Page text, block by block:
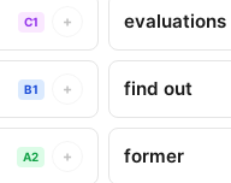
C1 + evaluations
B1 + find out
A2 + former